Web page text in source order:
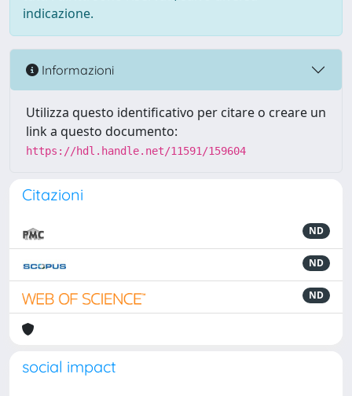
indicazione.
Informazioni
Utilizza questo identificativo per citare o creare un
link a questo documento:
https://hdl.handle.net/11591/159604
Citazioni
ND
ND
ND
social impact